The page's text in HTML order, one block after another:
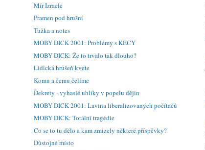
Mír Izraele
Pramen pod hrušní
Tužka a notes
MOBY DICK 2001: Problémy s KECY
MOBY DICK: Že to trvalo tak dlouho?
Lidická hrušeň kvete
Komu a čemu čelíme
Dekrety - vyhaslé uhlíky v popelu dějin
MOBY DICK 2001: Lavina liberalizovaných počítačů
MOBY DICK: Totální tragédie
Co se to tu dělo a kam zmizely některé příspěvky?
Důstojné místo